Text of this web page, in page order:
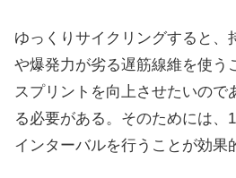
ゆっくりサイクリングすると、
や爆発力が劣る遅筋線維を使う
スプリントを向上させたいので
る必要がある。そのためには、
インターバルを行うことが効果